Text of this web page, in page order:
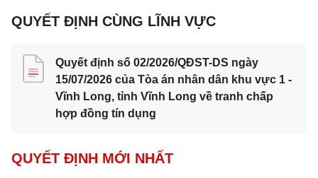
QUYẾT ĐỊNH CÙNG LĨNH VỰC
Quyết định số 02/2026/QĐST-DS ngày
15/07/2026 của Tòa án nhân dân khu vực 1 -
Vĩnh Long, tỉnh Vĩnh Long về tranh chấp
hợp đồng tín dụng
QUYẾT ĐỊNH MỚI NHẤT